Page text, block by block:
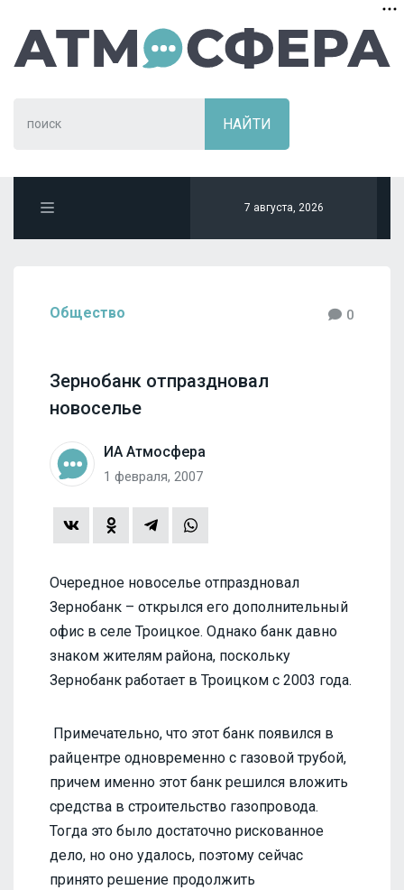
7 августа, 2026
Общество 0
Зернобанк отпраздновал
новоселье
ИА Атмосфера
1 февраля, 2007
Очередное новоселье отпраздновал
Зернобанк – открылся его дополнительный
офис в селе Троицкое. Однако банк давно
знаком жителям района, поскольку
Зернобанк работает в Троицком с 2003 года.
Примечательно, что этот банк появился в
райцентре одновременно с газовой трубой,
причем именно этот банк решился вложить
средства в строительство газопровода.
Тогда это было достаточно рискованное
дело, но оно удалось, поэтому сейчас
принято решение продолжить